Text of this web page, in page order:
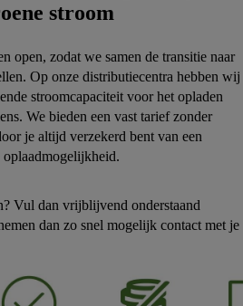
stroom
open, zodat we samen de transitie naar
Op onze distributiecentra hebben wij
stroomcapaciteit voor het opladen
We bieden een vast tarief zonder
je altijd verzekerd bent van een
oplaadmogelijkheid.
Vul dan vrijblijvend onderstaand
dan zo snel mogelijk contact met je